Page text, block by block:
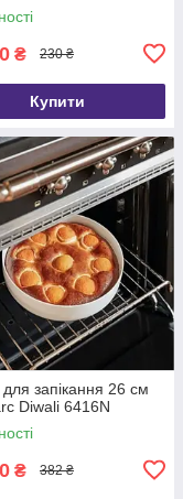
₴ 230 ₴
Купити
запікання 26 см
Diwali 6416N
₴ 382 ₴